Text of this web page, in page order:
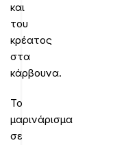
και
του
κρέατος
στα
κάρβουνα.
Το
μαρινάρισμα
σε